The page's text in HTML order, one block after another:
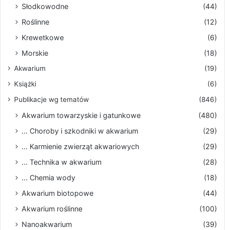
Słodkowodne
(44)
Roślinne
(12)
Krewetkowe
(6)
Morskie
(18)
Akwarium
(19)
Książki
(6)
Publikacje wg tematów
(846)
Akwarium towarzyskie i gatunkowe
(480)
... Choroby i szkodniki w akwarium
(29)
... Karmienie zwierząt akwariowych
(29)
... Technika w akwarium
(28)
... Chemia wody
(18)
Akwarium biotopowe
(44)
Akwarium roślinne
(100)
Nanoakwarium
(39)